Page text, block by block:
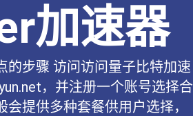
加速器
的步骤 访问访问量子比特加速
，并注册一个账号选择合
提供多种套餐供用户选择，